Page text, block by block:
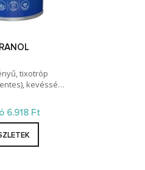
tixotróp
kevéssé…
6.918 Ft